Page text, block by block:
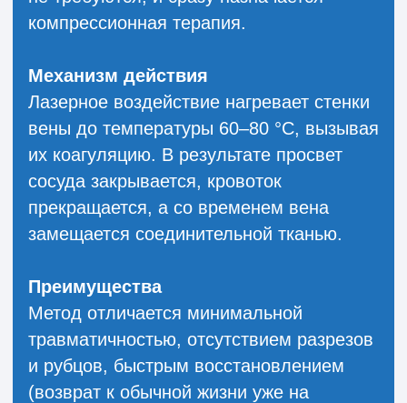
КОМБИНИРОВАННАЯ
МИНИФЛЕБЭКТОМИЯ
В ВОРОНЕЖЕ
Комбинированное лечение варикоза
(ЭВЛК + минифлебэктомия)
коагуляции (ЭВЛК) и минифлебэктомии
позволяет одновременно устранить как
считается одним из наиболее
эффективных и активно используется в
Показания
Метод применяется при выраженных